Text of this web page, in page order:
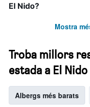
El Nido?
Mostra
Troba millors
estada a El Nido
Albergs més barats